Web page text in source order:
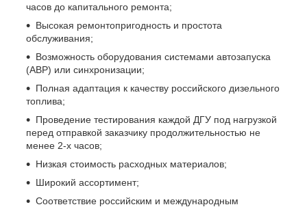
часов до капитального ремонта;
Высокая ремонтопригодность и простота
обслуживания;
Возможность оборудования системами автозапуска
(АВР) или синхронизации;
Полная адаптация к качеству российского дизельного
топлива;
Проведение тестирования каждой ДГУ под нагрузкой
перед отправкой заказчику продолжительностью не
менее 2-х часов;
Низкая стоимость расходных материалов;
Широкий ассортимент;
Соответствие российским и международным